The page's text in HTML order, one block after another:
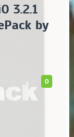
3.2.1
by
0